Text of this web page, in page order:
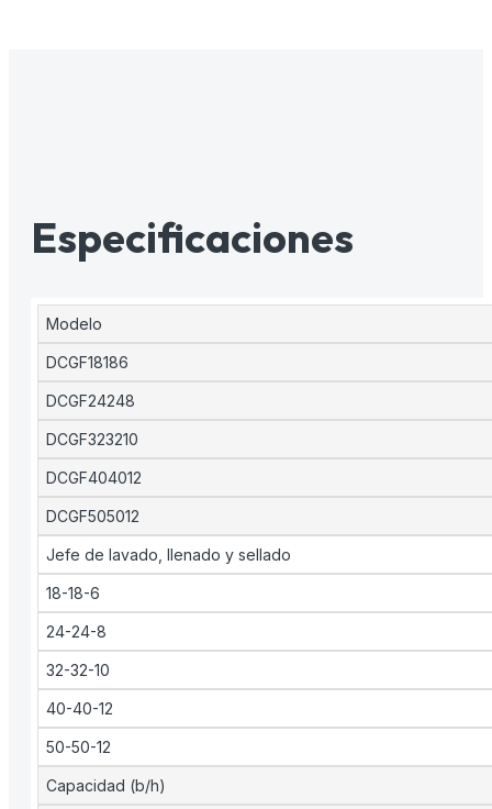
Especificaciones
Modelo
DCGF18186
DCGF24248
DCGF323210
DCGF404012
DCGF505012
Jefe de lavado, llenado y sellado
18-18-6
24-24-8
32-32-10
40-40-12
50-50-12
Capacidad (b/h)